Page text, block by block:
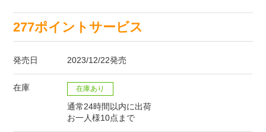
277ポイントサービス
発売日 2023/12/22発売
在庫 在庫あり
通常24時間以内に出荷
お一人様10点まで